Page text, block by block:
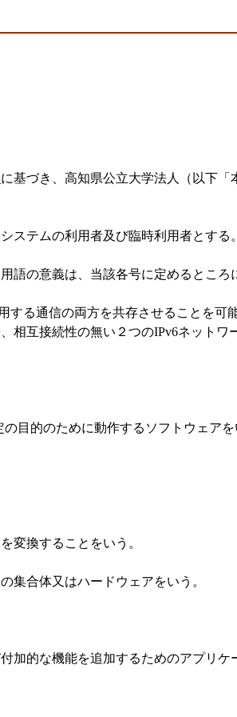
に基づき、高知県公立大学法人（以下
テムの利用者及び臨時利用者とする。
の意義は、当該各号に定めるところ
る通信の両方を共存させることを可
互接続性の無い２つのIPv6ネット
的のために動作するソフトウェアを
換することをいう。
合体又はハードウェアをいう。
的な機能を追加するためのアプリケ